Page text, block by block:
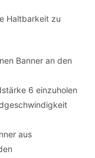
Haltbarkeit zu
Banner an den
6 einzuholen
aus